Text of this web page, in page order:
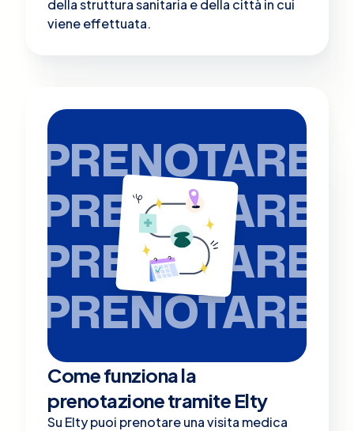
della struttura sanitaria e della città in cui
viene effettuata.
PRENOTARE
PRENOTARE
PRENOTARE
PRENOTARE
Come funziona la
prenotazione tramite Elty
Su Elty puoi prenotare una visita medica